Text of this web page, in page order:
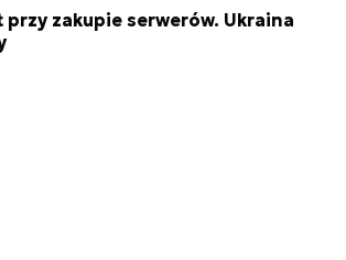
zakupie serwerów. Ukraina